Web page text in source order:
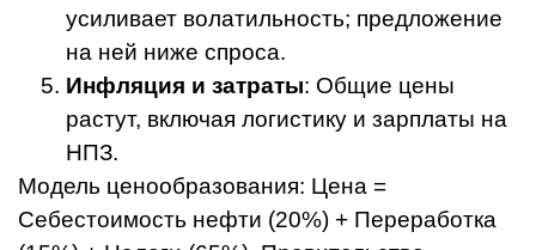
усиливает волатильность; предложение
на ней ниже спроса.
Инфляция и затраты: Общие цены
растут, включая логистику и зарплаты на
НПЗ.
Модель ценообразования: Цена =
Себестоимость нефти (20%) + Переработка